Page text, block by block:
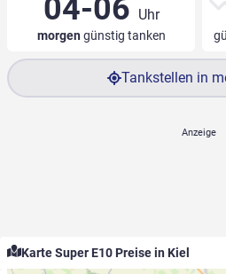
04-06 Uhr
morgengünstig tanken
Tankstellen in
Karte Super E10 Preise in Kiel